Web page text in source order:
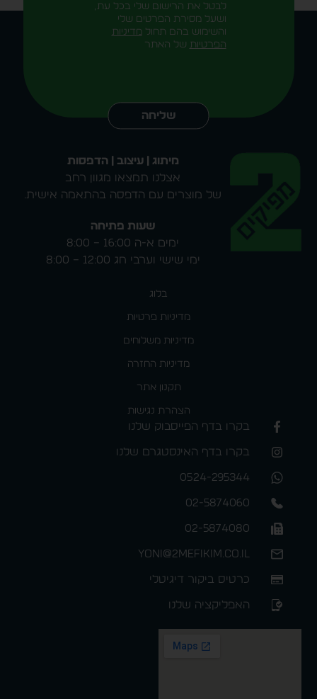
לבטל את הרישום שלי בכל עת,
ושעל מסירת הפרטים שלי
והשימוש בהם תחול מדיניות
הפרטיות של האתר
שליחה
מיתוג | עיצוב | הדפסות
אצלנו תמצאו מגוון רחב
של מוצרים עם הדפסה בהתאמה אישית.
שעות פתיחה
ימים א-ה 16:00 – 8:00
ימי שישי וערבי חג 12:00 – 8:00
בלוג
מדיניות פרטיות
מדיניות משלוחים
מדיניות החזרה
תקנון אתר
הצהרת נגישות
בקרו בדף הפייסבוק שלנו
בקרו בדף האינסטגרם שלנו
0524-295344
02-5874060
02-5874080
yoni@2mefikim.co.il
כרטיס ביקור דיגיטלי
האפליקציה שלנו